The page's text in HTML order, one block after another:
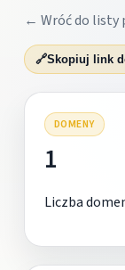
← Wróć do listy
🔗Skopiuj link
DOMENY
1
Liczba